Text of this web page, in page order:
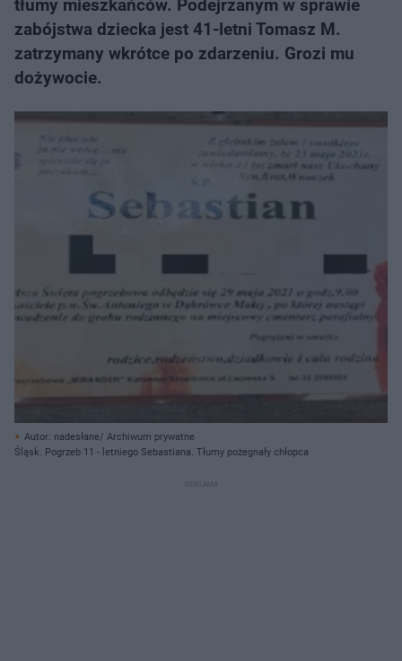
tłumy mieszkańców. Podejrzanym w sprawie
zabójstwa dziecka jest 41-letni Tomasz M.
zatrzymany wkrótce po zdarzeniu. Grozi mu
dożywocie.
Autor: nadesłane/ Archiwum prywatne
Śląsk. Pogrzeb 11 - letniego Sebastiana. Tłumy pożegnały chłopca